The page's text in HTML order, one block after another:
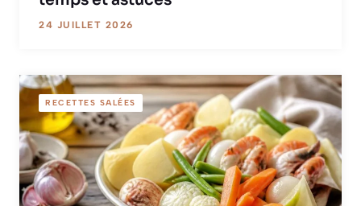
24 JUILLET 2026
RECETTES SALÉES